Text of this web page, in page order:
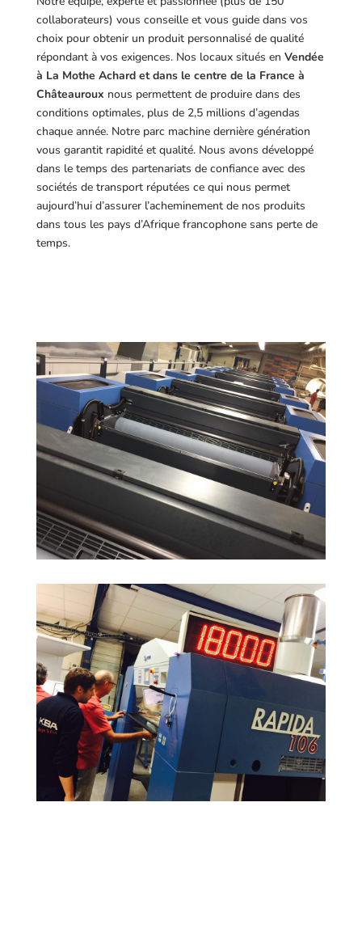
collaborateurs) vous conseille et vous guide dans vos
choix pour obtenir un produit personnalisé de qualité
répondant à vos exigences. Nos locaux situés en Vendée
à La Mothe Achard et dans le centre de la France à
Châteauroux nous permettent de produire dans des
conditions optimales, plus de 2,5 millions d’agendas
chaque année. Notre parc machine dernière génération
vous garantit rapidité et qualité. Nous avons développé
dans le temps des partenariats de confiance avec des
sociétés de transport réputées ce qui nous permet
aujourd’hui d’assurer l’acheminement de nos produits
dans tous les pays d’Afrique francophone sans perte de
temps.